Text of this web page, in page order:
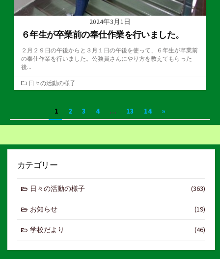
2024年3月1日
６年生が卒業前の奉仕作業を行いました。
２月２９日の午後からと３月１日の午後を使って、６年生が卒業前
の奉仕作業を行いました。公務員さんにやり方を教えてもらった
後...
カ
テ
ー
日々の活動の様子
稿
の
ペ
1 2 3 4 … 13 14 »
カテゴリー
日々の活動の様子 (363)
お知らせ (19)
学校だより (46)